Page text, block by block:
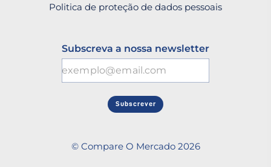
Politica de proteção de dados pessoais
Subscreva a nossa newsletter
Subscrever
© Compare O Mercado 2026